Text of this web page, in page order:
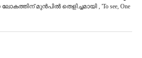
മുൻപിൽ തെളിച്ചമായി , 'To see, One